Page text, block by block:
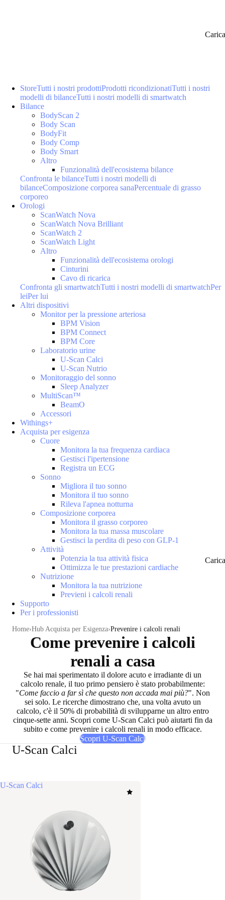
StoreTutti i nostri prodottiProdotti ricondizionatiTutti i nostri
modelli di bilanceTutti i nostri modelli di smartwatch
Bilance
BodyScan 2
Body Scan
BodyFit
Body Comp
Body Smart
Altro
Funzionalità dell'ecosistema bilance
Confronta le bilanceTutti i nostri modelli di
bilanceComposizione corporea sanaPercentuale di grasso
corporeo
Orologi
ScanWatch Nova
ScanWatch Nova Brilliant
ScanWatch 2
ScanWatch Light
Altro
Funzionalità dell'ecosistema orologi
Cinturini
Cavo di ricarica
Confronta gli smartwatchTutti i nostri modelli di smartwatchPer
leiPer lui
Altri dispositivi
Monitor per la pressione arteriosa
BPM Vision
BPM Connect
BPM Core
Laboratorio urine
U-Scan Calci
U-Scan Nutrio
Monitoraggio del sonno
Sleep Analyzer
MultiScan™
BeamO
Accessori
Withings+
Acquista per esigenza
Cuore
Monitora la tua frequenza cardiaca
Gestisci l'ipertensione
Registra un ECG
Sonno
Migliora il tuo sonno
Monitora il tuo sonno
Rileva l'apnea notturna
Composizione corporea
Monitora il grasso corporeo
Monitora la tua massa muscolare
Gestisci la perdita di peso con GLP-1
Attività
Potenzia la tua attività fisica
Ottimizza le tue prestazioni cardiache
Nutrizione
Monitora la tua nutrizione
Previeni i calcoli renali
Supporto
Per i professionisti
Home Hub Acquista per Esigenza Prevenire i calcoli renali
Come prevenire i calcoli
renali a casa
Se hai mai sperimentato il dolore acuto e irradiante di un
calcolo renale, il tuo primo pensiero è stato probabilmente:
"Come faccio a far sì che questo non accada mai più?". Non
sei solo. Le ricerche dimostrano che, una volta avuto un
calcolo, c'è il 50% di probabilità di svilupparne un altro entro
cinque-sette anni. Scopri come U-Scan Calci può aiutarti fin da
subitoe come prevenire i calcoli renali in modo efficace.
Scopri U-Scan Calci
U-Scan Calci
U-Scan Calci